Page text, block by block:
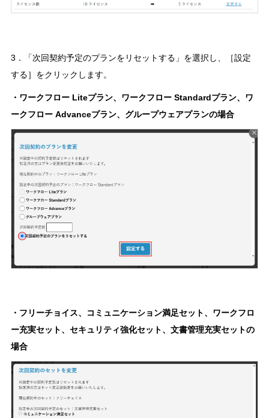
3．「次回契約予定のプランをリセットする」を選択し、［設定
する］をクリックします。
・ワークフロー Liteプラン、ワークフロー Standardプラン、ワ
ークフロー Advanceプラン、グループウェアプランの場合
・フリーチョイス、コミュニケーション満足セット、ワークフロ
ー充実セット、セキュリティ強化セット、文書管理充実セットの
場合